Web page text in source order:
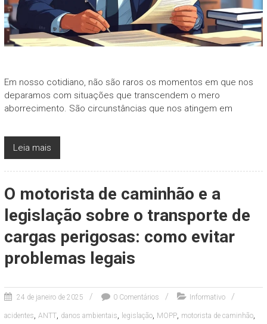
Em nosso cotidiano, não são raros os momentos em que nos
deparamos com situações que transcendem o mero
aborrecimento. São circunstâncias que nos atingem em
Leia mais
O motorista de caminhão e a
legislação sobre o transporte de
cargas perigosas: como evitar
problemas legais
24 de janeiro de 2025 0 Comentários Informativo
acidentes, ANTT, danos ambientais, legislação, MOPP, motorista de caminhão,